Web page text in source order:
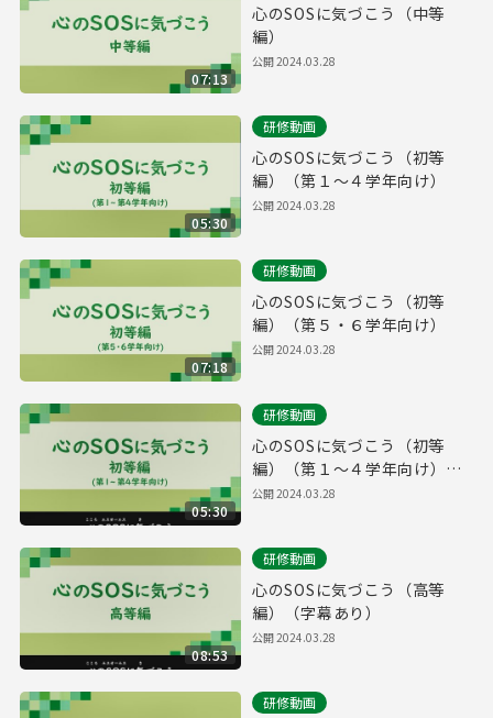
07:13
心のSOSに気づこう（中等
編）
公開2024.03.28
05:30
研修動画
心のSOSに気づこう（初等
編）（第１～４学年向け）
公開2024.03.28
07:18
研修動画
心のSOSに気づこう（初等
編）（第５・６学年向け）
公開2024.03.28
05:30
研修動画
心のSOSに気づこう（初等
編）（第１～４学年向け）
（字幕あり）
公開2024.03.28
08:53
研修動画
心のSOSに気づこう（高等
編）（字幕あり）
公開2024.03.28
研修動画